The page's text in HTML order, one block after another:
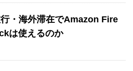
・海外滞在でAmazon Fire
は使えるのか